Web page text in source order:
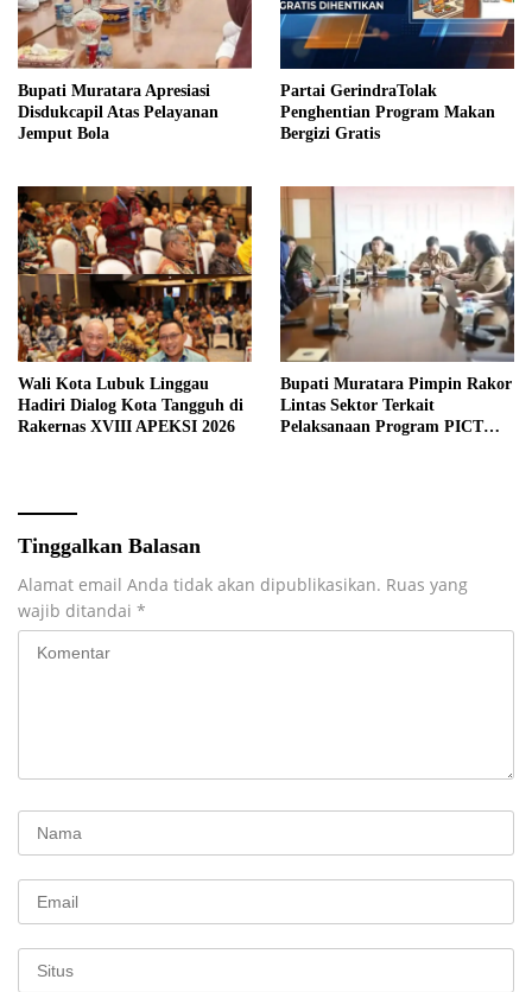
Bupati Muratara Apresiasi
Disdukcapil Atas Pelayanan
Jemput Bola
Partai GerindraTolak
Penghentian Program Makan
Bergizi Gratis
Wali Kota Lubuk Linggau
Hadiri Dialog Kota Tangguh di
Rakernas XVIII APEKSI 2026
Bupati Muratara Pimpin Rakor
Lintas Sektor Terkait
Pelaksanaan Program PICT
Tinggalkan Balasan
Alamat email Anda tidak akan dipublikasikan. Ruas yang
wajib ditandai *